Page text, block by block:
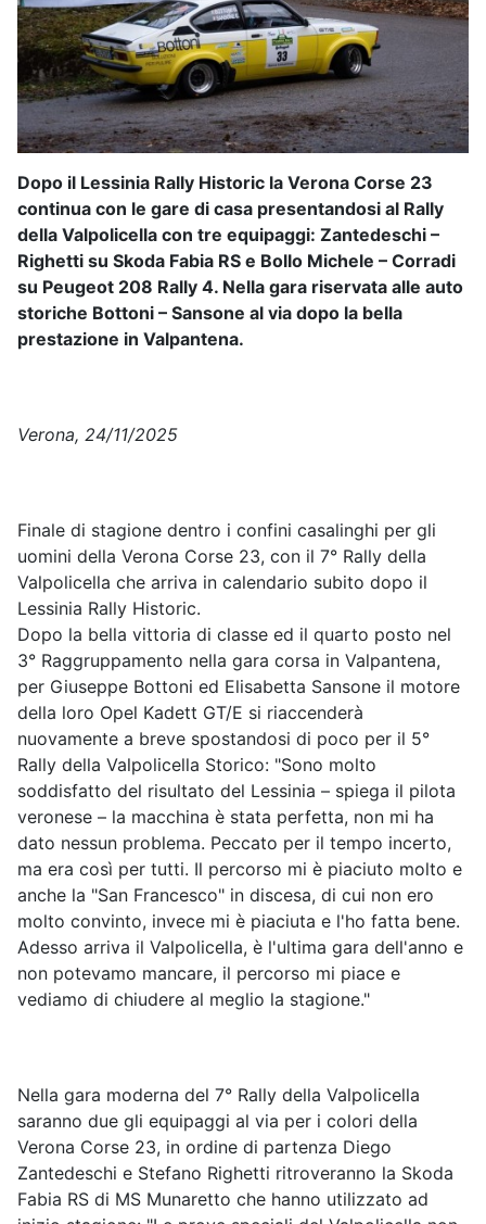
Dopo il Lessinia Rally Historic la Verona Corse 23
continua con le gare di casa presentandosi al Rally
della Valpolicella con tre equipaggi: Zantedeschi –
Righetti su Skoda Fabia RS e Bollo Michele – Corradi
su Peugeot 208 Rally 4. Nella gara riservata alle auto
storiche Bottoni – Sansone al via dopo la bella
prestazione in Valpantena.
Verona, 24/11/2025
Finale di stagione dentro i confini casalinghi per gli
uomini della Verona Corse 23, con il 7° Rally della
Valpolicella che arriva in calendario subito dopo il
Lessinia Rally Historic.
Dopo la bella vittoria di classe ed il quarto posto nel
3° Raggruppamento nella gara corsa in Valpantena,
per Giuseppe Bottoni ed Elisabetta Sansone il motore
della loro Opel Kadett GT/E si riaccenderà
nuovamente a breve spostandosi di poco per il 5°
Rally della Valpolicella Storico: "Sono molto
soddisfatto del risultato del Lessinia – spiega il pilota
veronese – la macchina è stata perfetta, non mi ha
dato nessun problema. Peccato per il tempo incerto,
ma era così per tutti. Il percorso mi è piaciuto molto e
anche la "San Francesco" in discesa, di cui non ero
molto convinto, invece mi è piaciuta e l'ho fatta bene.
Adesso arriva il Valpolicella, è l'ultima gara dell'anno e
non potevamo mancare, il percorso mi piace e
vediamo di chiudere al meglio la stagione."
Nella gara moderna del 7° Rally della Valpolicella
saranno due gli equipaggi al via per i colori della
Verona Corse 23, in ordine di partenza Diego
Zantedeschi e Stefano Righetti ritroveranno la Skoda
Fabia RS di MS Munaretto che hanno utilizzato ad